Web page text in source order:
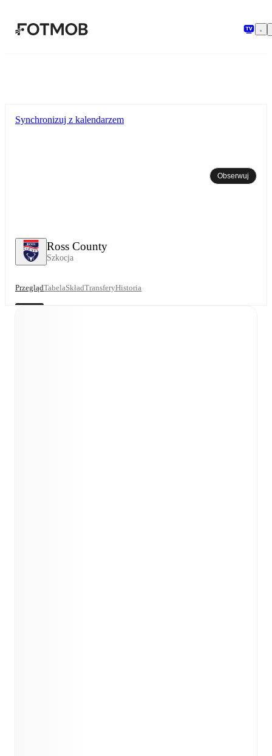
Ross County
Szkocja
Synchronizuj z kalendarzem
Obserwuj
PrzeglądTabelaSkładTransferyHistoria